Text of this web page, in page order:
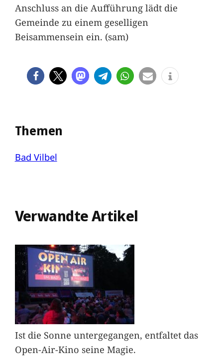
Anschluss an die Aufführung lädt die
Gemeinde zu einem geselligen
Beisammensein ein. (sam)
Themen
Bad Vilbel
Verwandte Artikel
Ist die Sonne untergegangen, entfaltet das
Open-Air-Kino seine Magie.